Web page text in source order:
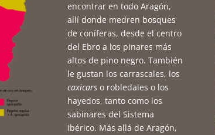
encontrar en todo Aragón,
allí donde medren bosques
de coníferas, desde el centro
del Ebro a los pinares más
altos de pino negro. También
le gustan los carrascales, los
caxicars o robledales o los
hayedos, tanto como los
sabinares del Sistema
Ibérico. Más allá de Aragón,